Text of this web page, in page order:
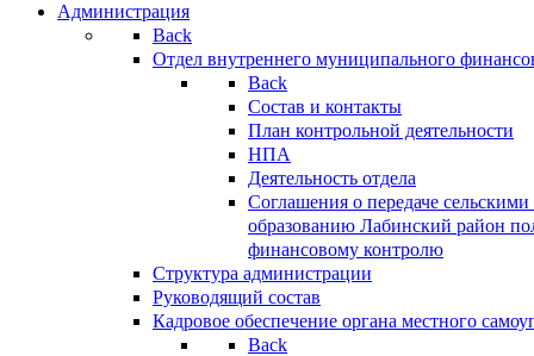
Администрация
Back
Отдел внутреннего муниципального
Back
Состав и контакты
План контрольной деятельности
НПА
Деятельность отдела
Соглашения о передаче
образованию Лабинский район
финансовому контролю
Структура администрации
Руководящий состав
Кадровое обеспечение органа местного
Back